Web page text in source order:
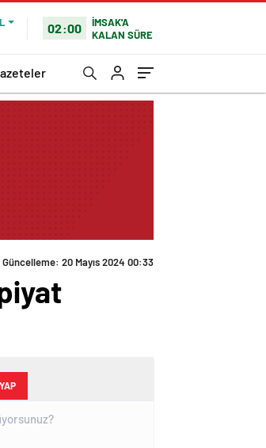
02:00
İMSAK'A
KALAN SÜRE
Güncelleme: 20 Mayıs 2024 00:33